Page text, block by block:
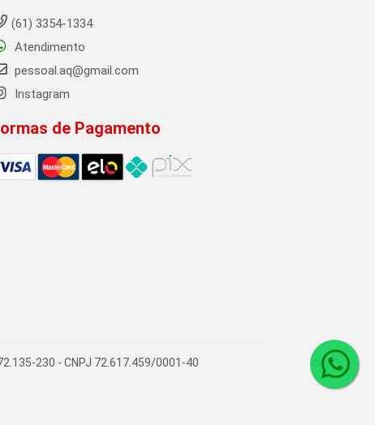
(61) 3354-1334
Atendimento
pessoal.aq@gmail.com
Instagram
de Pagamento
230 - CNPJ 72.617.459/0001-40